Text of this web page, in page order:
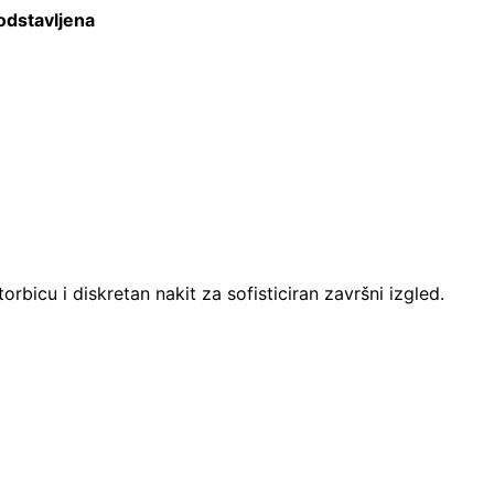
i diskretan nakit za sofisticiran završni izgled.